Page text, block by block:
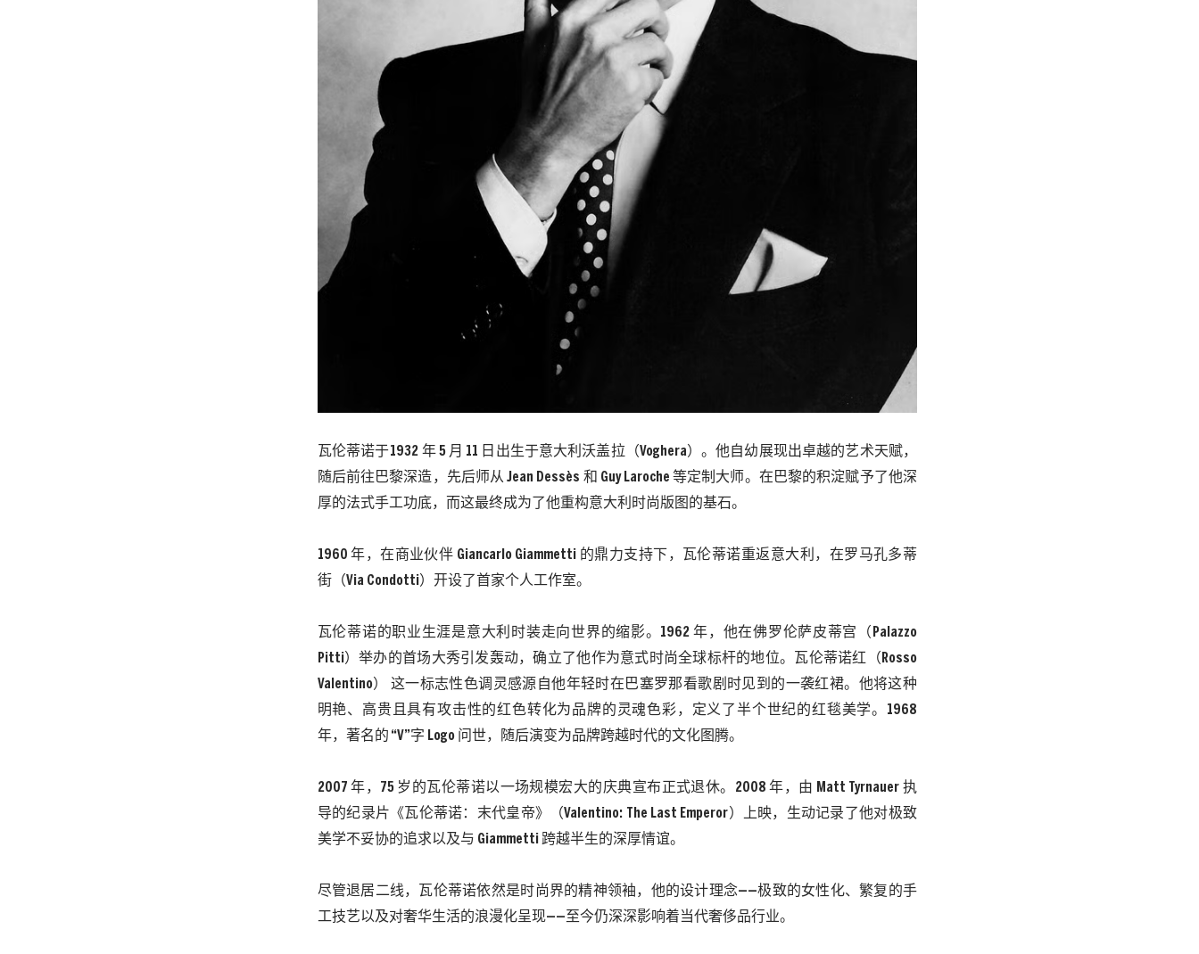
瓦伦蒂诺于1932 年 5 月 11 日出生于意大利沃盖拉（Voghera）。他自幼展现出卓越的艺术天赋，
随后前往巴黎深造，先后师从 Jean Dessès 和 Guy Laroche 等定制大师。在巴黎的积淀赋予了他深
厚的法式手工功底，而这最终成为了他重构意大利时尚版图的基石。
1960 年，在商业伙伴 Giancarlo Giammetti 的鼎力支持下，瓦伦蒂诺重返意大利，在罗马孔多蒂
街（Via Condotti）开设了首家个人工作室。
瓦伦蒂诺的职业生涯是意大利时装走向世界的缩影。 1962 年，他在佛罗伦萨皮蒂宫（Palazzo
Pitti）举办的首场大秀引发轰动，确立了他作为意式时尚全球标杆的地位。瓦伦蒂诺红（Rosso
Valentino） 这一标志性色调灵感源自他年轻时在巴塞罗那看歌剧时见到的一袭红裙。他将这种
明艳、高贵且具有攻击性的红色转化为品牌的灵魂色彩，定义了半个世纪的红毯美学。1968
年，著名的 “V”字 Logo 问世，随后演变为品牌跨越时代的文化图腾。
2007 年，75 岁的瓦伦蒂诺以一场规模宏大的庆典宣布正式退休。2008 年，由 Matt Tyrnauer 执
导的纪录片《瓦伦蒂诺：末代皇帝》（Valentino: The Last Emperor）上映，生动记录了他对极致
美学不妥协的追求以及与 Giammetti 跨越半生的深厚情谊。
尽管退居二线，瓦伦蒂诺依然是时尚界的精神领袖，他的设计理念——极致的女性化、繁复的手
工技艺以及对奢华生活的浪漫化呈现——至今仍深深影响着当代奢侈品行业。